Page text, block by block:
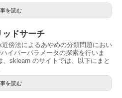
を読む
ドサーチ
傍法によるあやめの分類問題におい
イパーパラメータの探索を行いま
sklearn のサイトでは、以下にまと
を読む